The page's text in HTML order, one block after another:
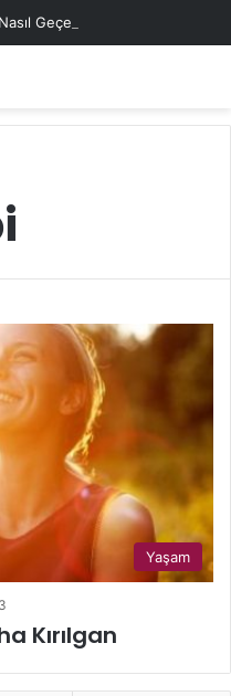
Geçer?
Yaşam
Kırılgan